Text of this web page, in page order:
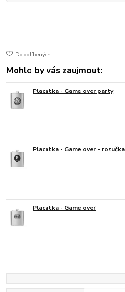
Do oblíbených
Mohlo by vás zaujmout:
Placatka - Game over party
Placatka - Game over - rozučka
Placatka - Game over